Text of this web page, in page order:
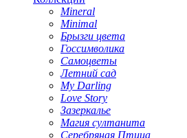
Mineral
Minimal
Брызги цвета
Госсимволика
Самоцветы
Летний сад
My Darling
Love Story
Зазеркалье
Магия султанита
Серебряная Птица